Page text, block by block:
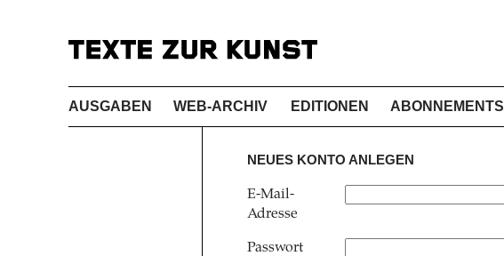
AUSGABEN WEB-ARCHIV EDITIONEN ABONNEMENTS
NEUES KONTO ANLEGEN
E-Mail-
Adresse
Passwort